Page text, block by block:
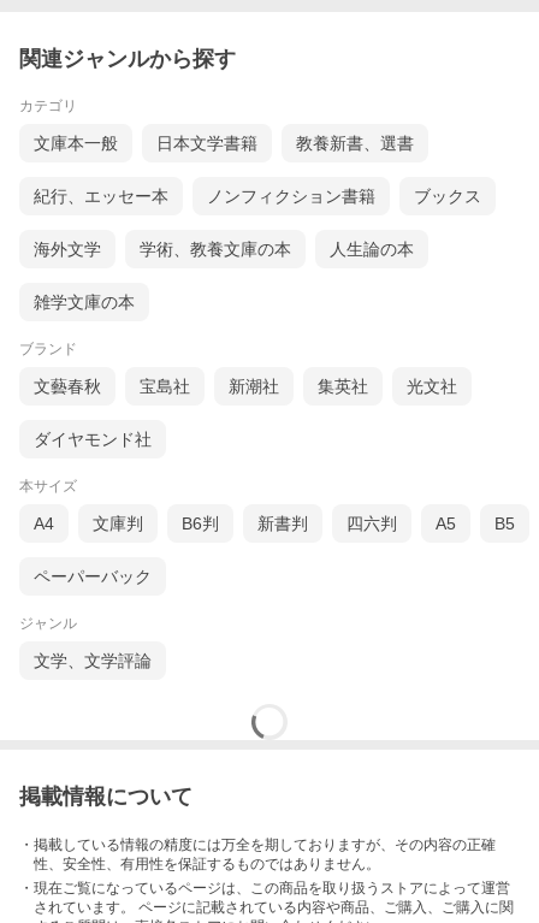
関連ジャンルから探す
カテゴリ
文庫本一般 日本文学書籍 教養新書、選書
紀行、エッセー本 ノンフィクション書籍 ブックス
海外文学 学術、教養文庫の本 人生論の本
雑学文庫の本
ブランド
文藝春秋 宝島社 新潮社 集英社 光文社
ダイヤモンド社
本サイズ
A4 文庫判 B6判 新書判 四六判 A5 B5
ペーパーバック
ジャンル
文学、文学評論
掲載情報について
・掲載している情報の精度には万全を期しておりますが、その内容の正確
性、安全性、有用性を保証するものではありません。
・現在ご覧になっているページは、この商品を取り扱うストアによって運営
されています。 ページに記載されている内容や商品、ご購入 、ご購入に関